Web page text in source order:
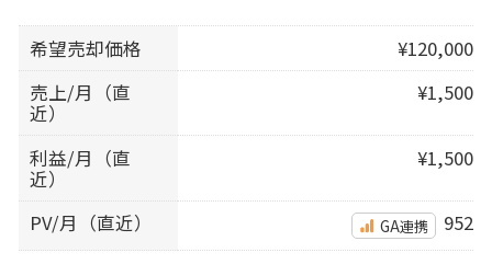
希望売却価格
¥120,000
売上/月（直
近）
¥1,500
利益/月（直
近）
¥1,500
PV/月（直近） GA連携 952